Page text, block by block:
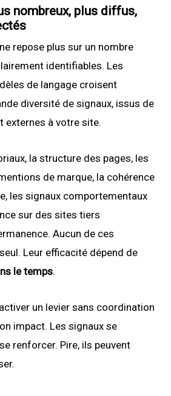
nombreux, plus diffus,
repose plus sur un nombre
identifiables. Les
de langage croisent
diversité de signaux, issus de
externes à votre site.
la structure des pages, les
de marque, la cohérence
les signaux comportementaux
sur des sites tiers
Aucun de ces
Leur efficacité dépend de
le temps.
un levier sans coordination
impact. Les signaux se
renforcer. Pire, ils peuvent